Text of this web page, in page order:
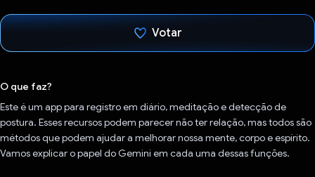
Votar
O que faz?
Este é um app para registro em diário, meditação e detecção de
postura. Esses recursos podem parecer não ter relação, mas todos são
métodos que podem ajudar a melhorar nossa mente, corpo e espírito.
Vamos explicar o papel do Gemini em cada uma dessas funções.